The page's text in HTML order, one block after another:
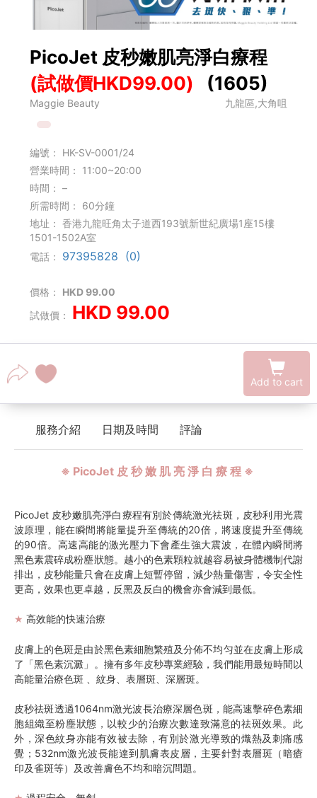
PicoJet ⽪秒嫩肌亮淨⽩療程
(試做價HKD99.00) (1605)
Maggie Beauty 九龍區,大角咀
編號：
HK-SV-0001/24
營業時間：
11:00~20:00
時間：
–
所需時間：
60分鐘
地址：
香港九龍旺角太子道西193號新世紀廣場1座15樓
1501-1502A室
電話：
97395828 (0)
價格：
HKD 99.00
試做價：
HKD 99.00
Add to cart
服務介紹 日期及時間 評論
※ PicoJet 皮 秒 嫩 肌 亮 淨 白 療 程 ※
PicoJet 皮秒嫩肌亮淨白療程有別於傳統激光祛斑，皮秒利用光震
波原理，能在瞬間將能量提升至傳統的20倍，將速度提升至傳統
的90倍。高速高能的激光壓力下會產生強大震波，在體內瞬間將
黑色素震碎成粉塵狀態。越小的色素顆粒就越容易被身體機制代謝
排出，皮秒能量只會在皮膚上短暫停留，減少熱量傷害，令安全性
更高，效果也更卓越，反黑及反白的機會亦會減到最低。
★ 高效能的快速治療
皮膚上的色斑是由於黑色素細胞繁殖及分佈不均匀並在皮膚上形成
了「黑色素沉澱」。擁有多年皮秒專業經驗，我們能用最短時間以
高能量治療色斑 、紋身、表層斑、深層斑。
皮秒祛斑透過1064nm激光波長治療深層色斑，能高速擊碎色素細
胞組織至粉塵狀態，以較少的治療次數達致滿意的祛斑效果。此
外，深色紋身亦能有效被去除，有別於激光導致的熾熱及刺痛感
覺；532nm激光波長能達到肌膚表皮層，主要針對表層斑（暗瘡
印及雀斑等）及改善膚色不均和暗沉問題。